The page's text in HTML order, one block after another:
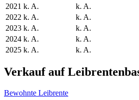
2021 k. A.
k. A.
2022 k. A.
k. A.
2023 k. A.
k. A.
2024 k. A.
k. A.
2025 k. A. k. A.
Verkauf auf
Bewohnte Leibrente